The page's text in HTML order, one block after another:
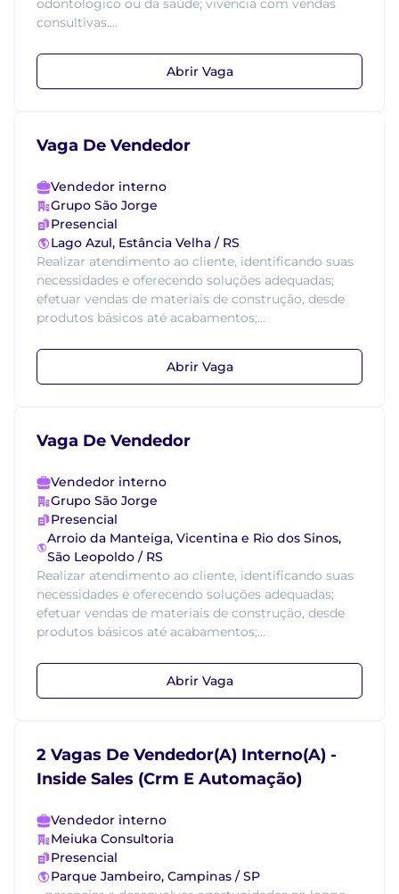
odontológico ou da saúde; vivência com vendas
consultivas....
Abrir Vaga
Vaga De Vendedor
Vendedor interno
Grupo São Jorge
Presencial
Lago Azul, Estância Velha / RS
Realizar atendimento ao cliente, identificando suas
necessidades e oferecendo soluções adequadas;
efetuar vendas de materiais de construção, desde
produtos básicos até acabamentos;...
Abrir Vaga
Vaga De Vendedor
Vendedor interno
Grupo São Jorge
Presencial
Arroio da Manteiga, Vicentina e Rio dos Sinos,
São Leopoldo / RS
Realizar atendimento ao cliente, identificando suas
necessidades e oferecendo soluções adequadas;
efetuar vendas de materiais de construção, desde
produtos básicos até acabamentos;...
Abrir Vaga
2 Vagas De Vendedor(A) Interno(A) -
Inside Sales (Crm E Automação)
Vendedor interno
Meiuka Consultoria
Presencial
Parque Jambeiro, Campinas / SP